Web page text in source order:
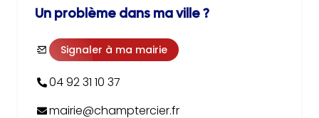
Un problème dans ma ville ?
Signaler à ma mairie
04 92 31 10 37
mairie@champtercier.fr